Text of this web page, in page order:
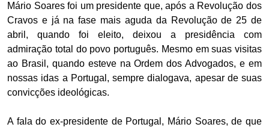
Mário Soares foi um presidente que, após a Revolução dos
Cravos e já na fase mais aguda da Revolução de 25 de
abril, quando foi eleito, deixou a presidência com
admiração total do povo português. Mesmo em suas visitas
ao Brasil, quando esteve na Ordem dos Advogados, e em
nossas idas a Portugal, sempre dialogava, apesar de suas
convicções ideológicas.
A fala do ex-presidente de Portugal, Mário Soares, de que